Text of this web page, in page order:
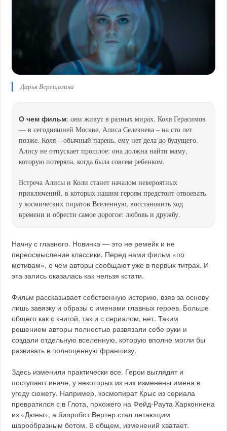
Дарья Верещагина
О чем фильм: они живут в разных мирах. Коля Герасимов
— в сегодняшней Москве, Алиса Селезнева – на сто лет
позже. Коля – обычный парень, ему нет дела до будущего.
Алису не отпускает прошлое: она должна найти маму,
которую потеряла, когда была совсем ребенком.
Встреча Алисы и Коли станет началом невероятных
приключений, в которых нашим героям предстоит отвоевать
у космических пиратов Вселенную, восстановить ход
времени и обрести самое дорогое: любовь и дружбу.
Начну с главного. Новинка — это не ремейк и не
переосмысление классики. Перед нами фильм «по
мотивам», о чем авторы сообщают уже в первых титрах. И
эта запись оказалась как нельзя кстати.
Фильм рассказывает собственную историю, взяв за основу
лишь завязку и образы с именами главных героев. Больше
общего как с книгой, так и с сериалом, нет. Таким
решением авторы полностью развязали себе руки и
создали отдельную вселенную, которую вполне могли бы
развивать в полноценную франшизу.
Здесь изменили практически все. Герои выглядят и
поступают иначе, у некоторых из них изменены имена в
угоду сюжету. Например, космопират Крыс из сериала
превратился с в Глота, похожего на Фейд-Раута Харконнена
из «Дюны», а биоробот Вертер стал летающим
шарообразным ботом. В общем, изменений хватает.